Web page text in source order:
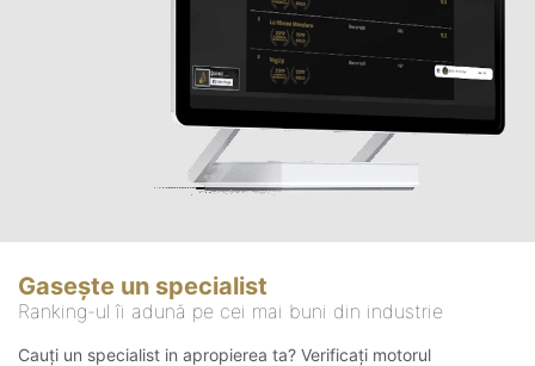
Gasește un specialist
Ranking-ul îi adună pe cei mai buni din industrie
Cauți un specialist in apropierea ta? Verificați motorul